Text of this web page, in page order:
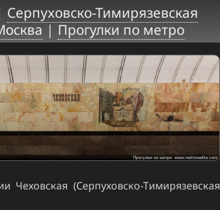
Серпуховско-Тимирязевская
|Прогулки по метро
Чеховская (Серпуховско-Тимирязевская